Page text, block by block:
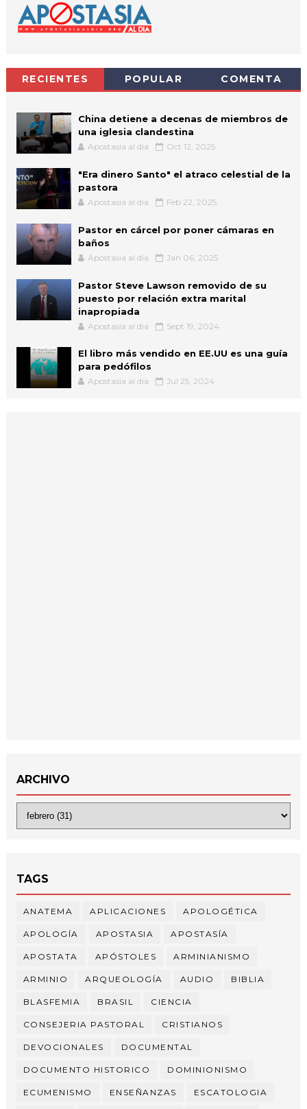
RECIENTES POPULAR COMENTA
China detiene a decenas de miembros de
una iglesia clandestina
Apostasia al dia Oct 12, 2025
"Era dinero Santo" el atraco celestial de la
pastora
Apostasia al dia Feb 22, 2025
Pastor en cárcel por poner cámaras en
baños
Apostasia al dia Jan 06, 2025
Pastor Steve Lawson removido de su
puesto por relación extra marital
inapropiada
Apostasia al dia Sept 19, 2024
El libro más vendido en EE.UU es una guía
para pedófilos
Apostasia al dia Jul 25, 2024
ARCHIVO
TAGS
ANATEMA APLICACIONES APOLOGÉTICA
APOLOGÍA APOSTASIA APOSTASÍA
APOSTATA APÓSTOLES ARMINIANISMO
ARMINIO ARQUEOLOGÍA AUDIO BIBLIA
BLASFEMIA BRASIL CIENCIA
CONSEJERIA PASTORAL CRISTIANOS
DEVOCIONALES DOCUMENTAL
DOCUMENTO HISTORICO DOMINIONISMO
ECUMENISMO ENSEÑANZAS ESCATOLOGIA